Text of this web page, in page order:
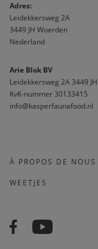
Adres:
Leidekkersweg 2A
3449 JH Woerden
Nederland
Arie Blok BV
Leidekkersweg 2A 3449
KvK-nummer 30133415
info@kasperfaunafood.nl
À PROPOS DE NOUS
WEETJES